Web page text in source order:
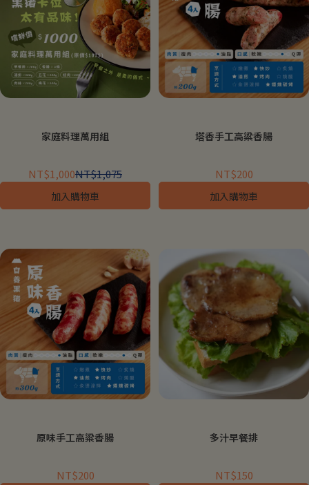
家庭料理萬用組
NT$1,000NT$1,075
加入購物車
塔香手工高粱香腸
NT$200
加入購物車
原味手工高粱香腸
NT$200
多汁早餐排
NT$150